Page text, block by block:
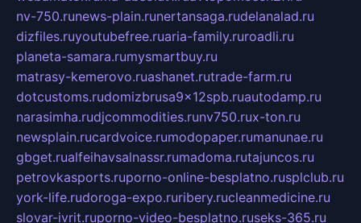
nv-750.runews-plain.runertansaga.rudelanalad.ru
dizfiles.ruyoutubefree.ruaria-family.ruroadli.ru
planeta-samara.rumysmartbuy.ru
matrasy-kemerovo.ruashanet.rutrade-farm.ru
dotcustoms.rudomizbrusa9x12spb.ruautodamp.ru
narasimha.rudjcommodities.runv750.rux-ton.ru
newsplain.rucardvoice.rumodopaper.rumanunae.ru
gbget.rualfeihavsalnassr.rumadoma.rutajuncos.ru
petrovkasports.ruporno-online-besplatno.rusplclub.ru
york-life.rudoroga-expo.ruribery.rucleanmedicine.ru
slovar-ivrit.ruporno-video-besplatno.ruseks-365.ru